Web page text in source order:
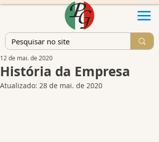
História da Empresa
12 de mai. de 2020
Atualizado: 28 de mai. de 2020